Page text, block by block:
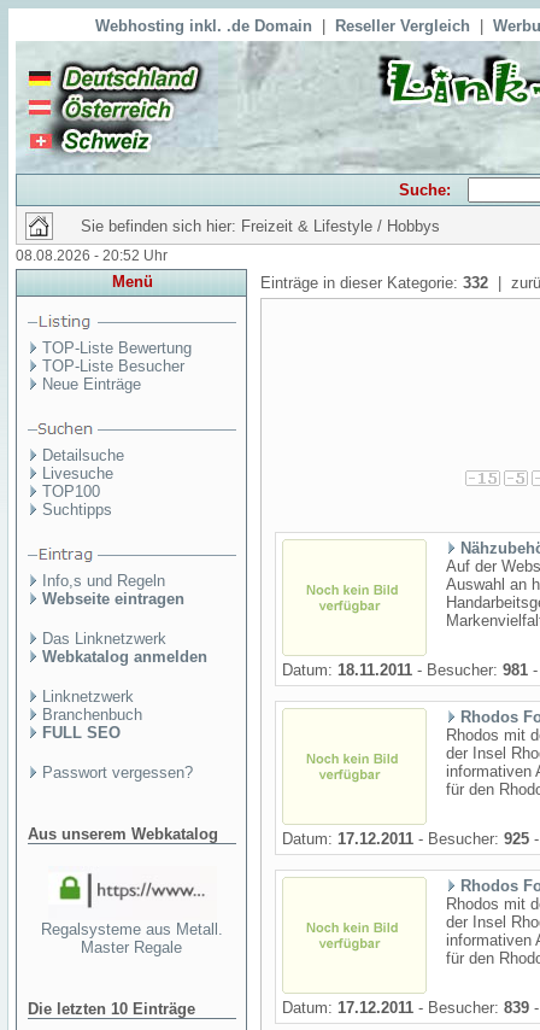
Webhosting inkl. .de Domain Reseller Vergleich
Suche:
Sie befinden sich hier: Freizeit & Lifestyle / Hobbys
08.08.2026 - 20:52 Uhr
Menü
TOP-Liste Bewertung
TOP-Liste Besucher
Neue Einträge
Detailsuche
Livesuche
TOP100
Suchtipps
Info,s und Regeln
Webseite eintragen
Das Linknetzwerk
Webkatalog anmelden
Linknetzwerk
Branchenbuch
FULL SEO
Passwort vergessen?
Aus unserem Webkatalog
Regalsysteme aus Metall.
Master Regale
Die letzten 10 Einträge
Einträge in dieser Kategorie: 332 |
Auf der
Auswahl an
Datum: 18.11.2011 - Besucher: 981
Rhodos
Rhodos mit
der Insel
informativen
für den
Datum: 17.12.2011 - Besucher: 925
Rhodos
Rhodos mit
der Insel
informativen
für den
Datum: 17.12.2011 - Besucher: 839